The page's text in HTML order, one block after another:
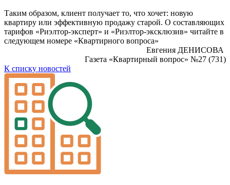
Таким образом, клиент получает то, что хочет: новую
квартиру или эффективную продажу старой. О составляющих
тарифов «Риэлтор-эксперт» и «Риэлтор-эксклюзив» читайте в
следующем номере «Квартирного вопроса»
Евгения ДЕНИСОВА
Газета «Квартирный вопрос» №27 (731)
К списку новостей